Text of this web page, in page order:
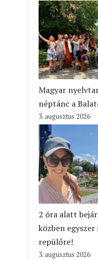
Magyar
néptánc a
3. augusztus 2026
2 óra alatt
közben
repülőre!
3. augusztus 2026